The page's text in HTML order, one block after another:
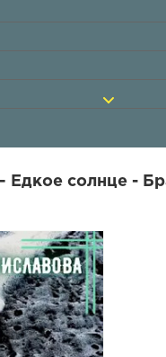
Едкое солнце -